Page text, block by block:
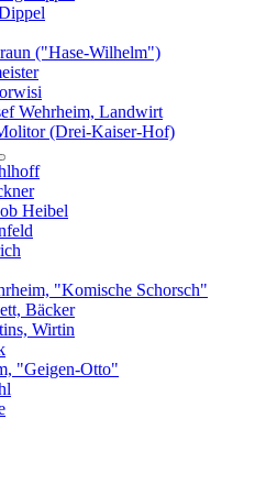
("Hase-Wilhelm")
Wehrheim, Landwirt
(Drei-Kaiser-Hof)
Heibel
"Komische Schorsch"
Bäcker
Wirtin
"Geigen-Otto"